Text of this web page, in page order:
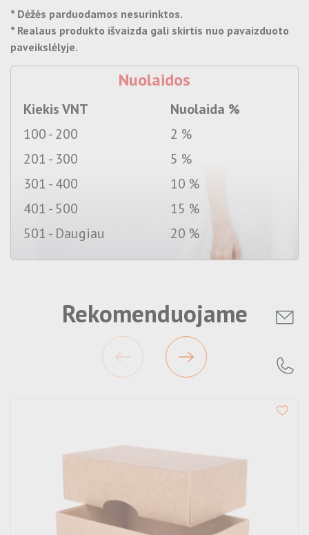
* Dėžės parduodamos nesurinktos.
* Realaus produkto išvaizda gali skirtis nuo pavaizduoto
paveikslėlyje.
Nuolaidos
Kiekis VNT
Nuolaida %
100 - 200
2 %
201 - 300
5 %
301 - 400
10 %
401 - 500
15 %
501 - Daugiau
20 %
Rekomenduojame